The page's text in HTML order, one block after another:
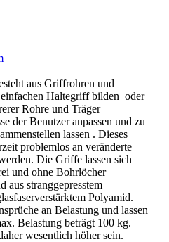
aus Griffrohren und
Haltegriff bilden oder
Rohre und Träger
der Benutzer anpassen und zu
lassen . Dieses
problemlos an veränderte
Die Griffe lassen sich
und ohne Bohrlöcher
aus stranggepresstem
Polyamid.
an Belastung und lassen
Belastung beträgt 100 kg.
wesentlich höher sein.